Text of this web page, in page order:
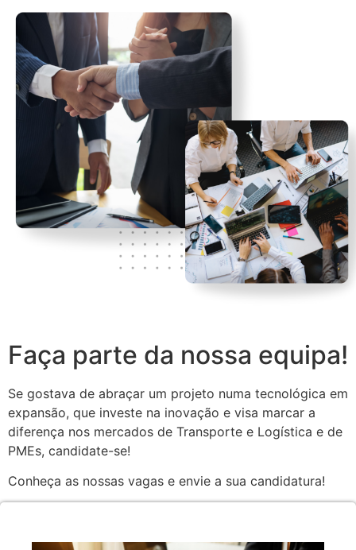
Faça parte da nossa equipa!
Se gostava de abraçar um projeto numa tecnológica em
expansão, que investe na inovação e visa marcar a
diferença nos mercados de Transporte e Logística e de
PMEs, candidate-se!
Conheça as nossas vagas e envie a sua candidatura!